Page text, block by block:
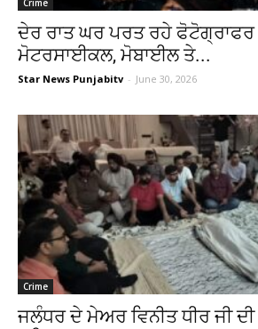
Crime
ਦੇਰ ਰਾਤ ਘਰ ਪਰਤ ਰਹੇ ਫੋਟੋਗ੍ਰਾਫਰ
ਮੋਟਰਸਾਈਕਲ, ਮੋਬਾਈਲ ਤੇ...
Star News Punjabitv - June 30, 2026
Crime
ਜਲੰਧਰ ਦੇ ਮੇਅਰ ਵਿਨੀਤ ਧੀਰ ਜੀ ਦੀ